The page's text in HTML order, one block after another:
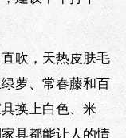
吹，天热皮肤毛
萝、常春藤和百
换上白色、米
具都能让人的情